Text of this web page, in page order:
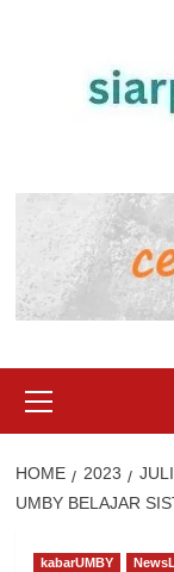
Menu
HOME 2023 JULI
UMBY BELAJAR
kabarUMBY